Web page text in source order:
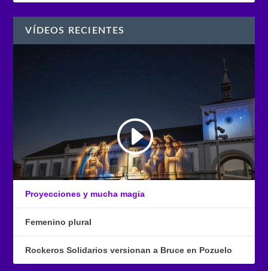
VÍDEOS RECIENTES
Proyecciones y mucha magia
Femenino plural
Rockeros Solidarios versionan a Bruce en Pozuelo